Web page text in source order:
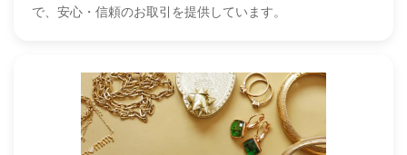
で、安心・信頼のお取引を提供しています。